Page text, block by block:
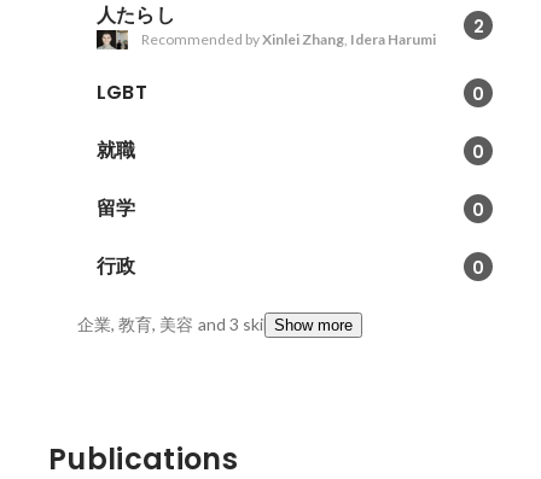
人たらし 2
Recommended byXinlei Zhang, Idera Harumi
LGBT 0
就職 0
留学 0
行政 0
企業, 教育, 美容 and 3 skillsShow more
Publications